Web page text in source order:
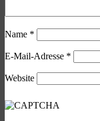
Name *
E-Mail-Adresse *
Website